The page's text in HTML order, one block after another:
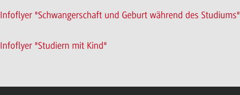
Infoflyer "Schwangerschaft und Geburt während des Studiums"
Infoflyer "Studiern mit Kind"